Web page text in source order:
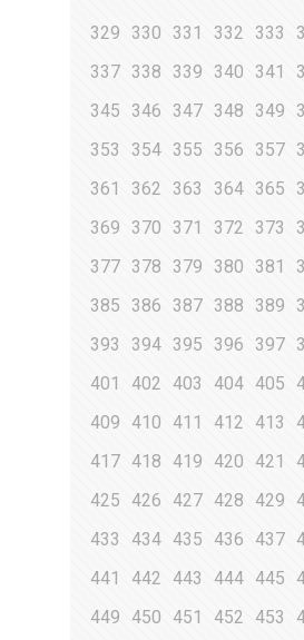
329
330 331 332 333
337 338 339 340 341
345
346 347 348 349
353
354 355 356 357
361
362 363 364 365
369
370 371 372 373
377 378 379 380 381
385
386 387 388 389
393
394 395 396 397
401
402 403 404 405
409
410 411 412 413
417 418 419 420 421
425
426 427 428 429
433
434 435 436 437
441
442 443 444 445
449
450 451 452 453